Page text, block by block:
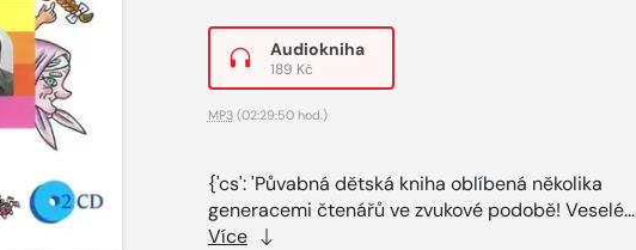
Audiokniha
189 Kč
MP3(02:29:50 hod.)
{'cs': 'Půvabná dětská kniha oblíbená několika
generacemi čtenářů ve zvukové podobě! Veselé...
Více